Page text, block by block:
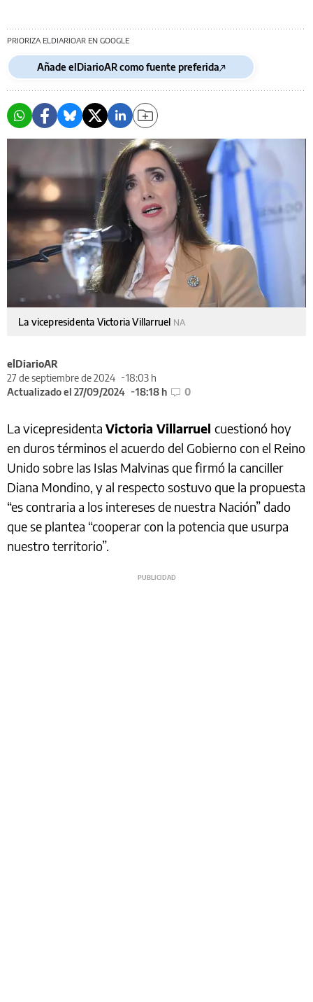
PRIORIZA ELDIARIOAR EN GOOGLE
Añade elDiarioAR como fuente preferida
La vicepresidenta Victoria Villarruel NA
elDiarioAR
27 de septiembre de 2024
18:03 h
Actualizado el 27/09/2024
18:18 h 0
La vicepresidenta Victoria Villarruel cuestionó hoy
en duros términos el acuerdo del Gobierno con el Reino
Unido sobre las Islas Malvinas que firmó la canciller
Diana Mondino, y al respecto sostuvo que la propuesta
“es contraria a los intereses de nuestra Nación” dado
que se plantea “cooperar con la potencia que usurpa
nuestro territorio”.